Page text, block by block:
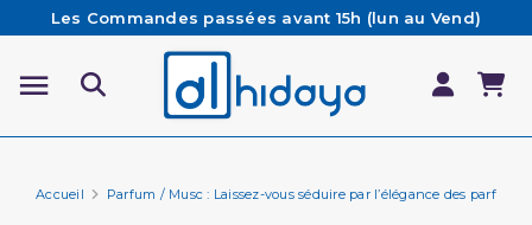
Les Commandes passées avant 15h (lun au Vend)
sont préparées et expédiées le jour même
Besoin d'aide ? Retrouvez notre FAQ
Livraison offerte à partir de 65€ d'achat*
Accueil Parfum / Musc : Laissez-vous séduire par l’élégance des parfums